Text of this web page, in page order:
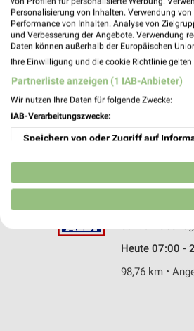
Lidl Doberlug-
03253
Heute 07:00 -
ALDI Nord
Gerberstraße
03253
Heute 07:00 -
98,76 km •
Personalisierung von Inhalten. Verwendung
Performance von Inhalten. Analyse von
und Verbesserung der Angebote. Verwendung
Daten können außerhalb der Europäischen
Ihre Einwilligung und die cookie Richtlinie
Partnerliste anzeigen (1 IAB-Anbieter)
Wir nutzen Ihre Daten für folgende Zwecke:
IAB-Verarbeitungszwecke:
Speichern von oder Zugriff auf
Verwendung reduzierter Daten zur
Erstellung von Profilen für
Erstellung von Profilen zur